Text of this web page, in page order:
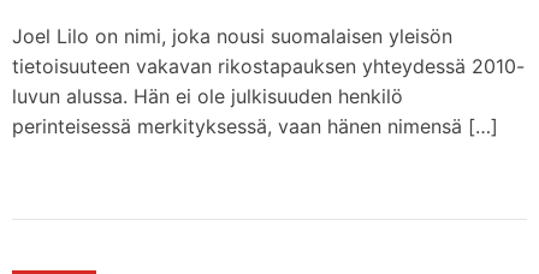
Joel Lilo on nimi, joka nousi suomalaisen yleisön
tietoisuuteen vakavan rikostapauksen yhteydessä 2010-
luvun alussa. Hän ei ole julkisuuden henkilö
perinteisessä merkityksessä, vaan hänen nimensä […]